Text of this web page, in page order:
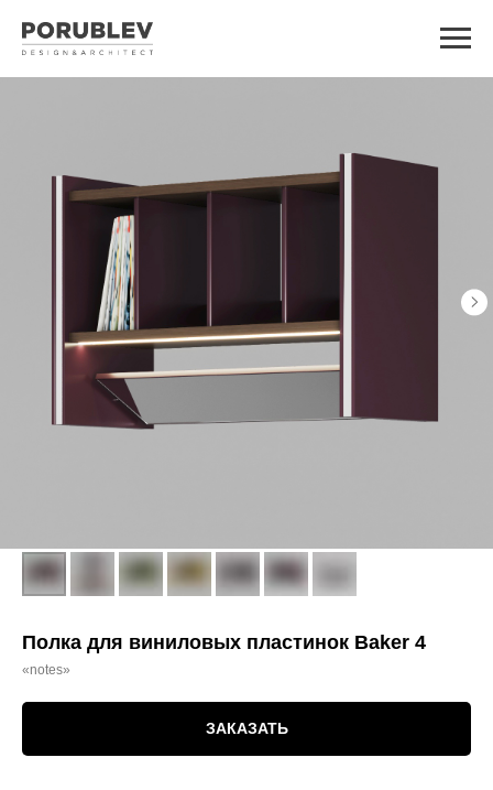
Полка для виниловых пластинок Baker 4
«notes»
ЗАКАЗАТЬ